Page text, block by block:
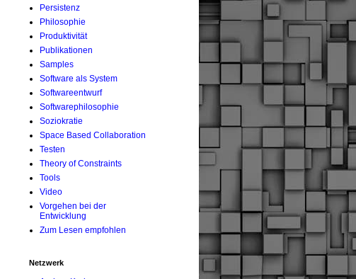
Persistenz
Philosophie
Produktivität
Publikationen
Samples
Software als System
Softwareentwurf
Softwarephilosophie
Soziokratie
Space Based Collaboration
Testen
Theory of Constraints
Tools
Video
Vorgehen bei der
Entwicklung
Zum Lesen empfohlen
Netzwerk